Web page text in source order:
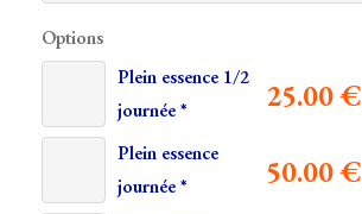
Options
Plein essence 1/2
journée *
25.00€
Plein essence
journée *
50.00€